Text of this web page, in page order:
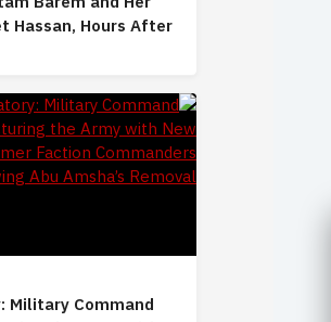
Hassan, Hours After
Military Command